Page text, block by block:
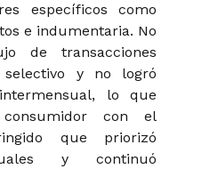
específicos como
e indumentaria. No
de transacciones
y no logró
lo que
con el
que priorizó
y continuó